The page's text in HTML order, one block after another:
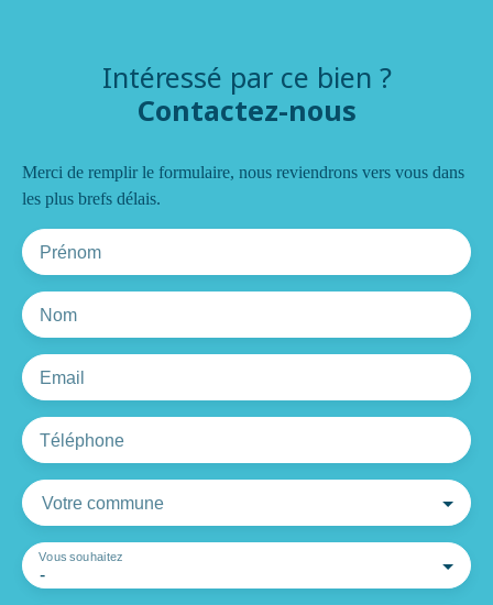
Intéressé par ce bien ?
Contactez-nous
Merci de remplir le formulaire, nous reviendrons vers vous dans
les plus brefs délais.
Prénom
Nom
Email
Téléphone
Votre commune
-
Vous souhaitez